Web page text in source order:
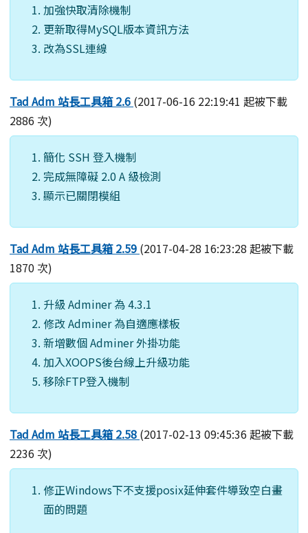
加強快取清除機制
更新取得MySQL版本資訊方法
改為SSL連線
Tad Adm 站長工具箱 2.6 (2017-06-16 22:19:41 起被下載
2886 次)
簡化 SSH 登入機制
完成無障礙 2.0 A 級檢測
顯示已關閉模組
Tad Adm 站長工具箱 2.59 (2017-04-28 16:23:28 起被下載
1870 次)
升級 Adminer 為 4.3.1
修改 Adminer 為自適應樣板
新增數個 Adminer 外掛功能
加入XOOPS後台線上升級功能
移除FTP登入機制
Tad Adm 站長工具箱 2.58 (2017-02-13 09:45:36 起被下載
2236 次)
修正Windows下不支援posix延伸套件導致空白畫
面的問題